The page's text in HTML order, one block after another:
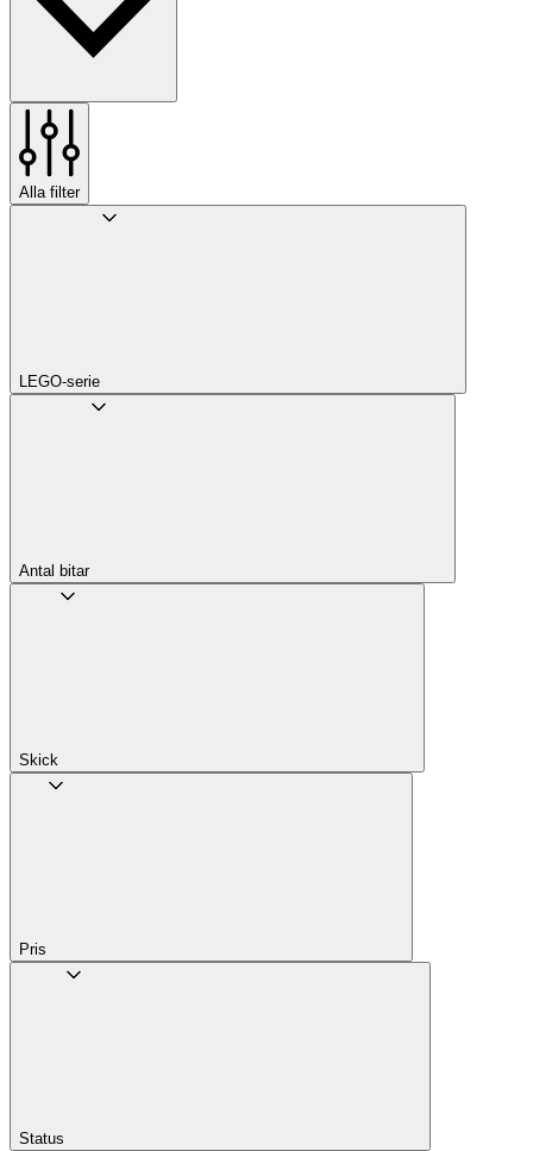
Alla filter
LEGO-serie
Antal bitar
Skick
Pris
Status